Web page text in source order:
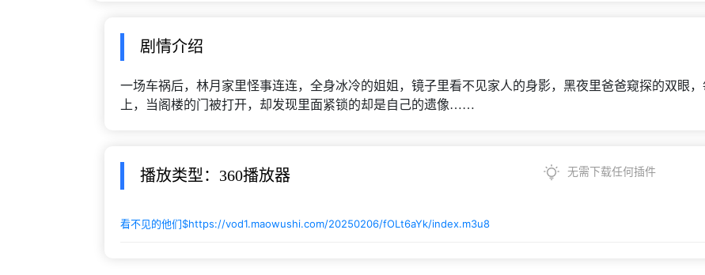
剧情介绍
一场车祸后，林月家里怪事连连，全身冰冷的姐姐，镜子里看不见家人的身影，黑夜里爸爸窥探的双眼
上，当阁楼的门被打开，却发现里面紧锁的却是自己的遗像……
播放类型：360播放器 无需下载任何插件
看不见的他们$https://vod1.maowushi.com/20250206/fOLt6aYk/index.m3u8